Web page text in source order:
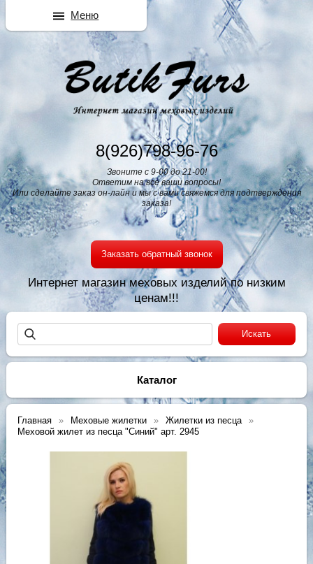
8(926)798-96-76
Звоните с 9-00 до 21-00!
Ответим на все ваши вопросы!
Или сделайте заказ он-лайн и мы с вами свяжемся для подтверждения
заказа!
Заказать обратный звонок
Интернет магазин меховых изделий по низким
ценам!!!
Каталог
Главная Меховые жилетки
Жилетки из песца
Меховой жилет из песца "Синий" арт. 2945
Меню